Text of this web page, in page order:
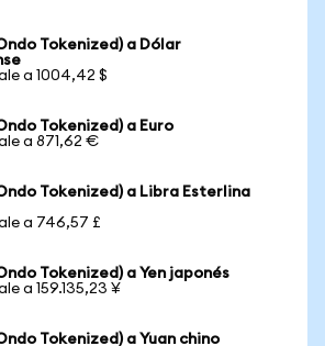
Tokenized) a Dólar
a 1004,42 $
Tokenized) a Euro
a 871,62 €
Tokenized) a Libra Esterlina
a 746,57 £
Tokenized) a Yen japonés
a 159.135,23 ¥
Tokenized) a Yuan chino